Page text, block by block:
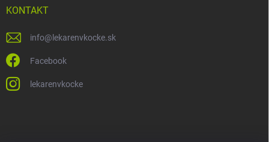
KONTAKT
info@lekarenvkocke.sk
Facebook
lekarenvkocke